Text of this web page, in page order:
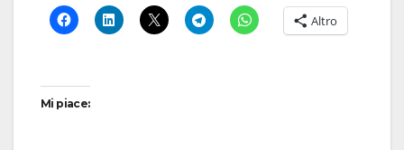
Altro
Mi piace: